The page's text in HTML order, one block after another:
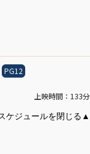
PG12
上映時間：133分